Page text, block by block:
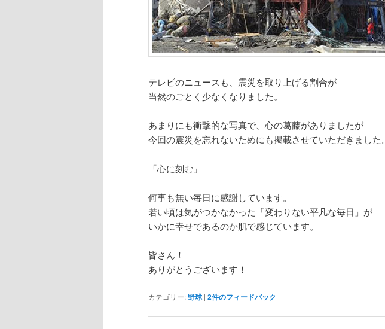
テレビのニュースも、震災を取り上げる割合が
当然のごとく少なくなりました。
あまりにも衝撃的な写真で、心の葛藤がありましたが
今回の震災を忘れないためにも掲載させていただきました。
「心に刻む」
何事も無い毎日に感謝しています。
若い頃は気がつかなかった「変わりない平凡な毎日」が
いかに幸せであるのか肌で感じています。
皆さん！
ありがとうございます！
カテゴリー:野球 | 2件のフィードバック